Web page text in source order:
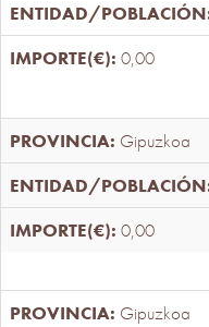
0,00
Gipuzkoa
0,00
Gipuzkoa